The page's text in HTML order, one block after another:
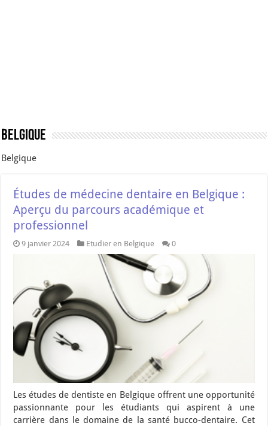
Belgique
Belgique
Études de médecine dentaire en Belgique :
Aperçu du parcours académique et
professionnel
9 janvier 2024 Etudier en Belgique 0
Les études de dentiste en Belgique offrent une opportunité
passionnante pour les étudiants qui aspirent à une
carrière dans le domaine de la santé bucco-dentaire. Cet